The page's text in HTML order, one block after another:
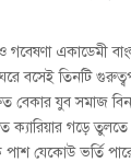
গবেষণা একাডেমী
বসেই তিনটি
বেকার যুব সমাজ
গড়ে
পাশ যেকোউ ভর্তি